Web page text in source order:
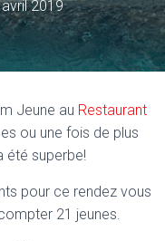
N
A
V
T
I
2019
Jeune au Restaurant
ou une fois de plus
été superbe!
pour ce rendez vous
21 jeunes.